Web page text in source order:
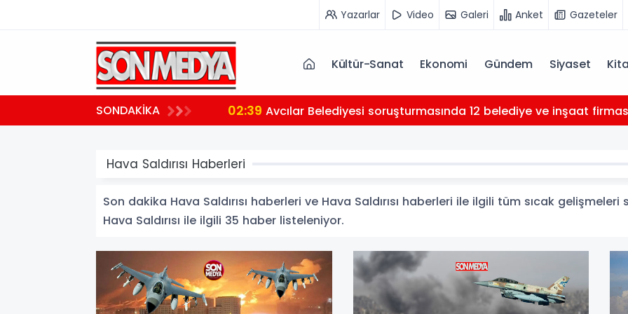
Yazarlar Video Galeri Anket Gazeteler
Kültür-Sanat Ekonomi Gündem Siyaset
SONDAKİKA 02:39 Avcılar Belediyesi soruşturmasında 12 belediye ve inşaat
Hava Saldırısı Haberleri
Son dakika Hava Saldırısı haberleri ve Hava Saldırısı haberleri ile ilgili tüm sıcak
Hava Saldırısı ile ilgili 35 haber listeleniyor.